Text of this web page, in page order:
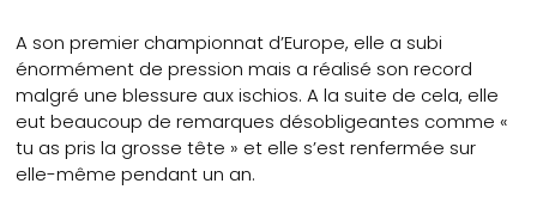
A son premier championnat d’Europe, elle a subi
énormément de pression mais a réalisé son record
malgré une blessure aux ischios. A la suite de cela, elle
eut beaucoup de remarques désobligeantes comme «
tu as pris la grosse tête » et elle s’est renfermée sur
elle-même pendant un an.